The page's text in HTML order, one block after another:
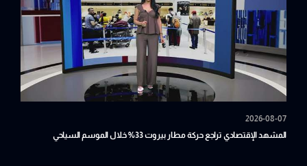
2026-08-07
المشهد الإقتصادي تراجع حركة مطار بيروت 33% خلال الموسم السياحي